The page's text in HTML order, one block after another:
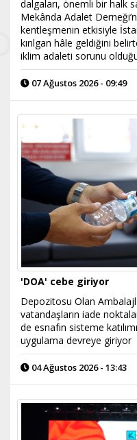
dalgaları, önemli bir halk
Mekânda Adalet
kentleşmenin etkisiyle
kırılgan hâle geldiğini
iklim adaleti sorunu
07 Ağustos 2026 - 09:49
'DOA' cebe giriyor
Depozitosu Olan
vatandaşların iade
de esnafın sisteme
uygulama devreye giriyor
04 Ağustos 2026 - 13:43